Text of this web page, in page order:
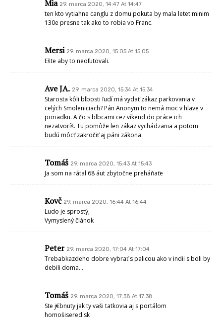
Mia 29. marca 2020, 14:47 At 14:47
ten kto vytiahne canglu z domu pokuta by mala letet minim
130e presne tak ako to robia vo Franc.
Mersi 29. marca 2020, 15:05 At 15:05
Ešte aby to neoľutovali.
Ave JA. 29. marca 2020, 15:34 At 15:34
Starosta kôli blbosti ľudí má vydať zákaz parkovania v
celých Smoleniciach? Pán Anonym to nemá moc v hlave v
poriadku. A čo s blbcami cez víkend do práce ich
nezatvoríš. Tu pomôže len zákaz vychádzania a potom
budú môcť zakročiť aj páni zákona.
Tomáš 29. marca 2020, 15:43 At 15:43
Ja som na rátal 68 áut zbytočne preháňaťe
Kovč 29. marca 2020, 16:44 At 16:44
Ludo je sprostý,
Vymyslený článok
Peter 29. marca 2020, 17:04 At 17:04
Trebabkazdeho dobre vybrať s palicou ako v indii s boli by
debili doma…
Tomáš 29. marca 2020, 17:38 At 17:38
Ste j€bnuty jak ty vaši tatkovia aj s portálom
homošisered.sk